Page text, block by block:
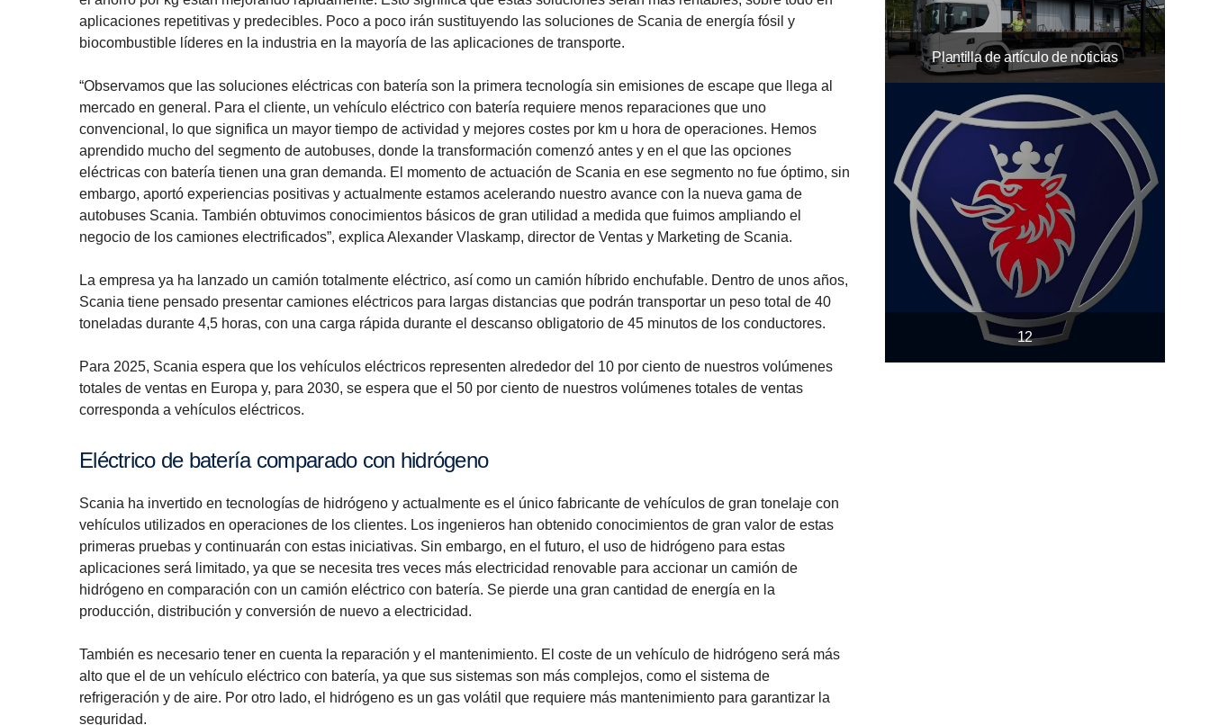
aplicaciones repetitivas y predecibles. Poco a poco irán sustituyendo las soluciones de Scania de energía fósil y
biocombustible líderes en la industria en la mayoría de las aplicaciones de transporte.
“Observamos que las soluciones eléctricas con batería son la primera tecnología sin emisiones de escape que llega al
mercado en general. Para el cliente, un vehículo eléctrico con batería requiere menos reparaciones que uno
convencional, lo que significa un mayor tiempo de actividad y mejores costes por km u hora de operaciones. Hemos
aprendido mucho del segmento de autobuses, donde la transformación comenzó antes y en el que las opciones
eléctricas con batería tienen una gran demanda. El momento de actuación de Scania en ese segmento no fue óptimo, sin
embargo, aportó experiencias positivas y actualmente estamos acelerando nuestro avance con la nueva gama de
autobuses Scania. También obtuvimos conocimientos básicos de gran utilidad a medida que fuimos ampliando el
negocio de los camiones electrificados”, explica Alexander Vlaskamp, director de Ventas y Marketing de Scania.
La empresa ya ha lanzado un camión totalmente eléctrico, así como un camión híbrido enchufable. Dentro de unos años,
Scania tiene pensado presentar camiones eléctricos para largas distancias que podrán transportar un peso total de 40
toneladas durante 4,5 horas, con una carga rápida durante el descanso obligatorio de 45 minutos de los conductores.
Para 2025, Scania espera que los vehículos eléctricos representen alrededor del 10 por ciento de nuestros volúmenes
totales de ventas en Europa y, para 2030, se espera que el 50 por ciento de nuestros volúmenes totales de ventas
corresponda a vehículos eléctricos.
Eléctrico de batería compa­rado con hidró­geno
Scania ha invertido en tecnologías de hidrógeno y actualmente es el único fabricante de vehículos de gran tonelaje con
vehículos utilizados en operaciones de los clientes. Los ingenieros han obtenido conocimientos de gran valor de estas
primeras pruebas y continuarán con estas iniciativas. Sin embargo, en el futuro, el uso de hidrógeno para estas
aplicaciones será limitado, ya que se necesita tres veces más electricidad renovable para accionar un camión de
hidrógeno en comparación con un camión eléctrico con batería. Se pierde una gran cantidad de energía en la
producción, distribución y conversión de nuevo a electricidad.
También es necesario tener en cuenta la reparación y el mantenimiento. El coste de un vehículo de hidrógeno será más
alto que el de un vehículo eléctrico con batería, ya que sus sistemas son más complejos, como el sistema de
refrigeración y de aire. Por otro lado, el hidrógeno es un gas volátil que requiere más mantenimiento para garantizar la
seguridad.
Plantilla de artículo de noticias
12